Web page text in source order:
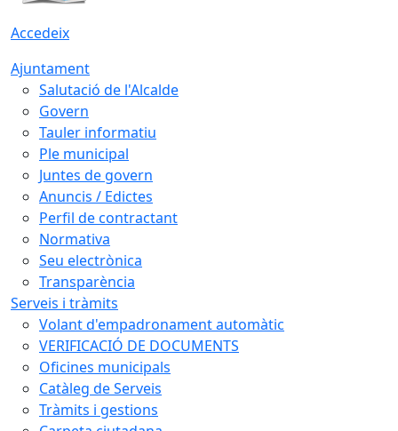
Accedeix
Ajuntament
Salutació de l'Alcalde
Govern
Tauler informatiu
Ple municipal
Juntes de govern
Anuncis / Edictes
Perfil de contractant
Normativa
Seu electrònica
Transparència
Serveis i tràmits
Volant d'empadronament automàtic
VERIFICACIÓ DE DOCUMENTS
Oficines municipals
Catàleg de Serveis
Tràmits i gestions